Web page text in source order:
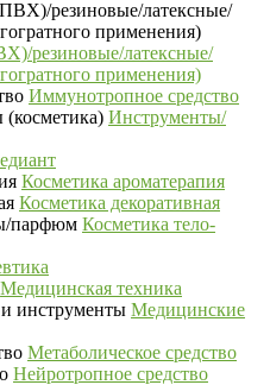
резиновые/латексные/
применения)
Иммунотропное средство
Инструменты/
Косметика ароматерапия
Косметика декоративная
Косметика тело-
Медицинская техника
Медицинские
Метаболическое средство
Нейротропное средство